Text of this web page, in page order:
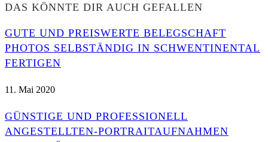
DAS KÖNNTE DIR AUCH GEFALLEN
GUTE UND PREISWERTE BELEGSCHAFT
PHOTOS SELBSTÄNDIG IN SCHWENTINENTAL
FERTIGEN
11. Mai 2020
GÜNSTIGE UND PROFESSIONELL
ANGESTELLTEN-PORTRAITAUFNAHMEN